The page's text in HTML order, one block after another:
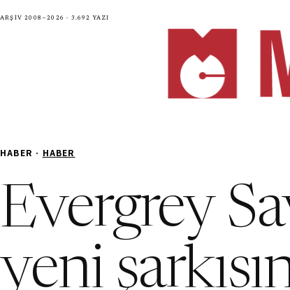
Arşiv 2008—2026 · 3.692 yazı
HABER · HABER
Evergrey
yeni